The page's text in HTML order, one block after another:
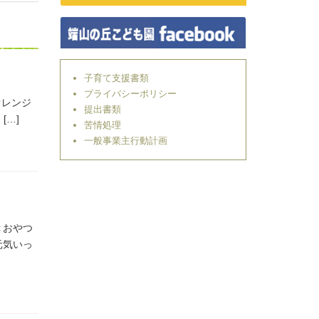
ンジ
[…]
やつ
いっ
子育て支援書類
プライバシーポリシー
提出書類
苦情処理
一般事業主行動計画